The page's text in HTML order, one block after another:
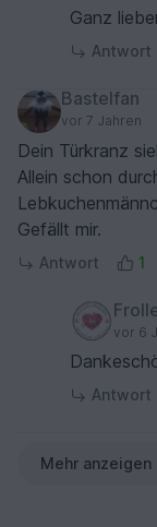
Ganz
Antwort
Bastelfan
vor 7 Jahren
Dein Türkranz
Allein schon
Gefällt mir.
Antwort 1
vor 6
Antwort
Mehr anzeigen